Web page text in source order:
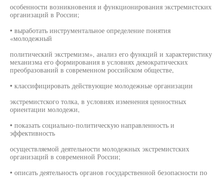
особенности возникновения и функционирования экстремистских
организаций в России;
• выработать инструментальное определение понятия
«молодежный
политический экстремизм», анализ его функций и характеристику
механизма его формирования в условиях демократических
преобразований в современном российском обществе,
• классифицировать действующие молодежные организации
экстремистского толка, в условиях изменения ценностных
ориентации молодежи,
• показать социально-политическую направленность и
эффективность
осуществляемой деятельности молодежных экстремистских
организаций в современной России;
• описать деятельность органов государственной безопасности по